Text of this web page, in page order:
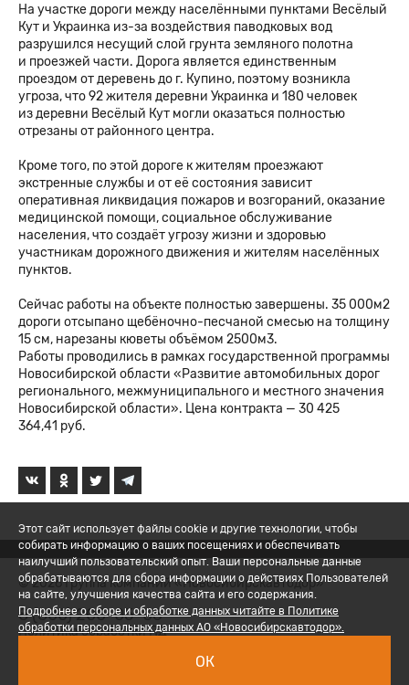
На участке дороги между населёнными пунктами Весёлый
Кут и Украинка из-за воздействия паводковых вод
разрушился несущий слой грунта земляного полотна
и проезжей части. Дорога является единственным
проездом от деревень до г. Купино, поэтому возникла
угроза, что 92 жителя деревни Украинка и 180 человек
из деревни Весёлый Кут могли оказаться полностью
отрезаны от районного центра.
Кроме того, по этой дороге к жителям проезжают
экстренные службы и от её состояния зависит
оперативная ликвидация пожаров и возгораний, оказание
медицинской помощи, социальное обслуживание
населения, что создаёт угрозу жизни и здоровью
участникам дорожного движения и жителям населённых
пунктов.
Сейчас работы на объекте полностью завершены. 35 000м2
дороги отсыпано щебёночно-песчаной смесью на толщину
15 см, нарезаны кюветы объёмом 2500м3.
Работы проводились в рамках государственной программы
Новосибирской области «Развитие автомобильных дорог
регионального, межмуниципального и местного значения
Новосибирской области». Цена контракта — 30 425
364,41 руб.
© 2026 Группа компаний «Новосибирскавтодор»
8 (800) 200-05-06
Политика обработки ПД
Этот сайт использует файлы cookie и другие технологии, чтобы
собирать информацию о ваших посещениях и обеспечивать
наилучший пользовательский опыт. Ваши персональные данные
обрабатываются для сбора информации о действиях Пользователей
на сайте, улучшения качества сайта и его содержания.
Подробнее о сборе и обработке данных читайте в Политике
обработки персональных данных АО «Новосибирскавтодор».
ОК